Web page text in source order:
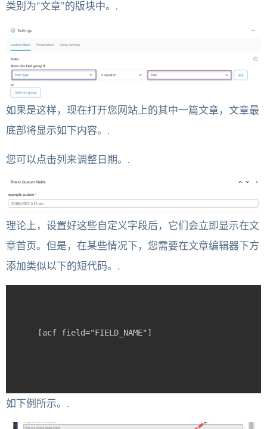
类别为“文章”的版块中。.
如果是这样，现在打开您网站上的其中一篇文章，文章最
底部将显示如下内容。.
您可以点击列来调整日期。.
理论上，设置好这些自定义字段后，它们会立即显示在文
章首页。但是，在某些情况下，您需要在文章编辑器下方
添加类似以下的短代码。.
[acf field="FIELD_NAME"]
如下例所示。.